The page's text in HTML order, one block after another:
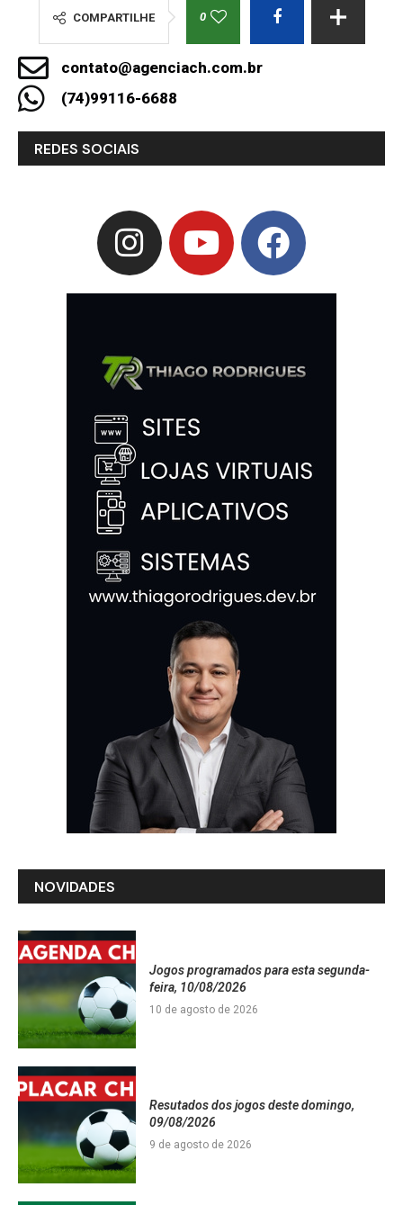
COMPARTILHE 0
contato@agenciach.com.br
(74)99116-6688
REDES SOCIAIS
NOVIDADES
Jogos programados para esta segunda-
feira, 10/08/2026
10 de agosto de 2026
Resutados dos jogos deste domingo,
09/08/2026
9 de agosto de 2026